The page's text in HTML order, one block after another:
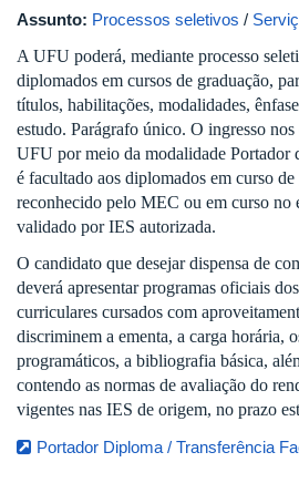
Assunto: Processos seletivos /
A UFU poderá, mediante processo
diplomados em cursos de graduação,
títulos, habilitações, modalidades,
estudo. Parágrafo único. O ingresso nos
UFU por meio da modalidade Portador
é facultado aos diplomados em curso
reconhecido pelo MEC ou em curso no
validado por IES autorizada.
O candidato que desejar dispensa de
deverá apresentar programas oficiais
curriculares cursados com
discriminem a ementa, a carga horária,
programáticos, a bibliografia básica,
contendo as normas de avaliação do
vigentes nas IES de origem, no prazo
Portador Diploma / Transferência